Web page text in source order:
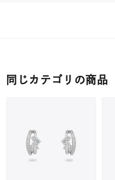
同じカテゴリの商品